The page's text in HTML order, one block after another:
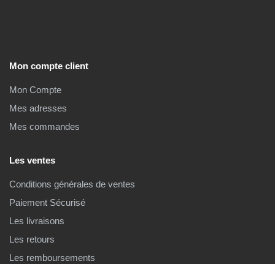
Mon compte client
Mon Compte
Mes adresses
Mes commandes
Les ventes
Conditions générales de ventes
Paiement Sécurisé
Les livraisons
Les retours
Les remboursements